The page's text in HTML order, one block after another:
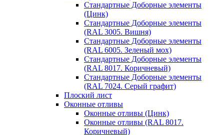
Стандартные Доборные элементы
(Цинк)
Стандартные Доборные элементы
(RAL 3005. Вишня)
Стандартные Доборные элементы
(RAL 6005. Зеленый мох)
Стандартные Доборные элементы
(RAL 8017. Коричневый)
Стандартные Доборные элементы
(RAL 7024. Серый графит)
Плоский лист
Оконные отливы
Оконные отливы (Цинк)
Оконные отливы (RAL 8017.
Коричневый)